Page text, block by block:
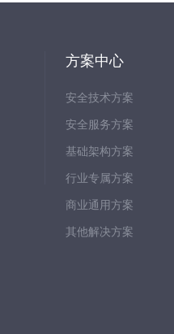
方案中心
安全技术方案
安全服务方案
基础架构方案
行业专属方案
商业通用方案
其他解决方案